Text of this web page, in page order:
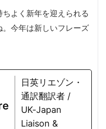
よく新年を迎えられる
今年は新しいフレーズ
日英リエゾン・
通訳翻訳者 /
UK-Japan
Liaison &